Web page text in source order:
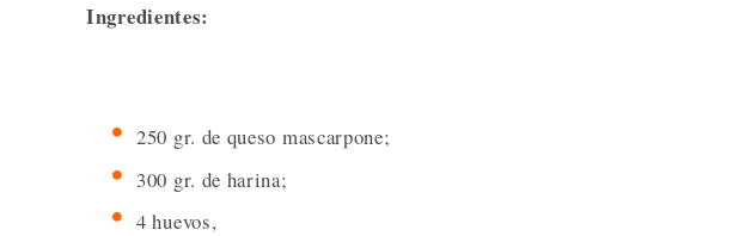
Ingredientes:
250 gr. de queso mascarpone;
300 gr. de harina;
4 huevos,